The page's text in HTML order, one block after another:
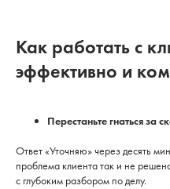
Как работать с
эффективно и
Перестаньте гнаться за
Ответ «Уточняю» через десять
проблема клиента так и не
с глубоким разбором по делу.